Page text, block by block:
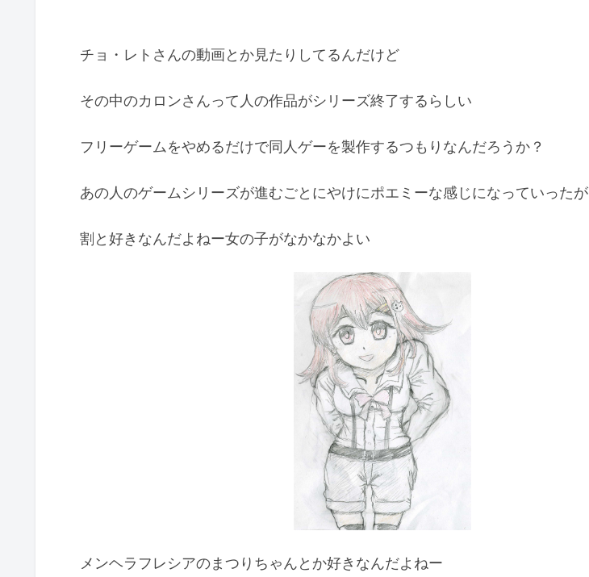
チョ・レトさんの動画とか見たりしてるんだけど
その中のカロンさんって人の作品がシリーズ終了するらしい
フリーゲームをやめるだけで同人ゲーを製作するつもりなんだろうか？
あの人のゲームシリーズが進むごとにやけにポエミーな感じになっていったが
割と好きなんだよねー女の子がなかなかよい
メンヘラフレシアのまつりちゃんとか好きなんだよねー